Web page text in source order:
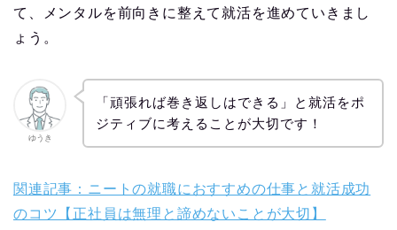
て、メンタルを前向きに整えて就活を進めていきまし
ょう。
ゆうき
「頑張れば巻き返しはできる」と就活をポ
ジティブに考えることが大切です！
関連記事：ニートの就職におすすめの仕事と就活成功
のコツ【正社員は無理と諦めないことが大切】